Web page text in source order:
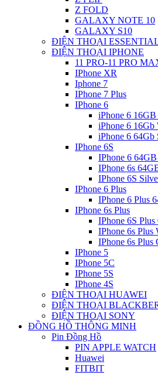
Z FOLD
GALAXY NOTE 10
GALAXY S10
ĐIỆN THOẠI
ĐIỆN THOẠI IPHONE
11 PRO-11 PRO
IPhone XR
Iphone 7
IPhone 7 Plus
IPhone 6
iPhone 6
iPhone 6 16Gb
iPhone 6 64Gb
IPhone 6S
IPhone 6
IPhone 6s
IPhone 6S
IPhone 6 Plus
IPhone 6 Plus
IPhone 6s Plus
IPhone 6S Plus
IPhone 6s Plus
IPhone 6s Plus
IPhone 5
IPhone 5C
IPhone 5S
IPhone 4S
ĐIỆN THOẠI HUAWEI
ĐIỆN THOẠI
ĐIỆN THOẠI SONY
ĐỒNG HỒ THÔNG MINH
Pin Đồng Hồ
PIN APPLE WATCH
Huawei
FITBIT